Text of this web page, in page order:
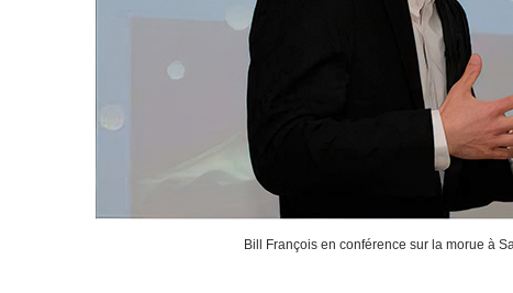
Bill François en conférence sur la morue à